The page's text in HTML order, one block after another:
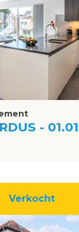
- 01.01
Verkocht